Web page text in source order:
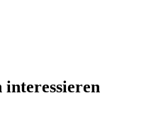
interessieren